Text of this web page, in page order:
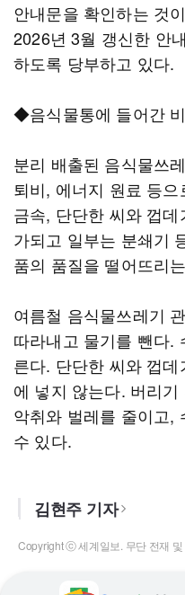
안내문을 확인하는 것
2026년 3월 갱신한 안
하도록 당부하고 있다.
◆음식물통에 들어간
분리 배출된 음식물쓰
퇴비, 에너지 원료 등
금속, 단단한 씨와 껍
가되고 일부는 분쇄기
품의 품질을 떨어뜨리
여름철 음식물쓰레기
따라내고 물기를 뺀다.
른다. 단단한 씨와 껍
에 넣지 않는다. 버리
악취와 벌레를 줄이고,
수 있다.
김현주 기자
Copyright ⓒ 세계일보. 무단 전재 및